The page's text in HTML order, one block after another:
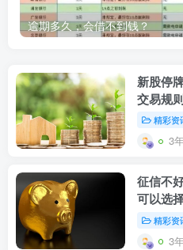
逾期多久，会借不到钱？
新股停
交易规则
精彩资
3
征信不
可以选
精彩资
3